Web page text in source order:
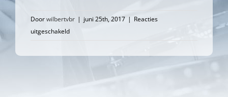
Doorwilbertvbr | juni 25th, 2017 | Reacties
uitgeschakeldvoor
“V.&.V.